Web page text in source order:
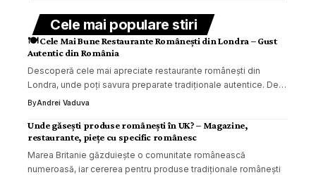
Cele mai populare stiri
🍽️ Cele Mai Bune Restaurante Românești din Londra – Gust
Autentic din România
Descoperă cele mai apreciate restaurante românești din
Londra, unde poți savura preparate tradiționale autentice. De…
ByAndrei Vaduva
Unde găsești produse românești în UK? – Magazine,
restaurante, piețe cu specific românesc
Marea Britanie găzduiește o comunitate românească
numeroasă, iar cererea pentru produse tradiționale românești